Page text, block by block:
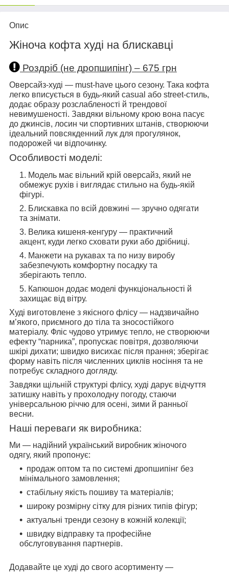
Опис
Жіноча кофта худі на блискавці
Роздріб (не дропшипінг) – 675 грн
Оверсайз-худі — must-have цього сезону. Така кофта
легко вписується в будь-який casual або street-стиль,
додає образу розслабленості й трендової
невимушеності. Завдяки вільному крою вона пасує
до джинсів, лосин чи спортивних штанів, створюючи
ідеальний повсякденний лук для прогулянок,
подорожей чи відпочинку.
Особливості моделі:
Модель має вільний крій оверсайз, який не
обмежує рухів і виглядає стильно на будь-якій
фігурі.
Блискавка по всій довжині — зручно одягати
та знімати.
Велика кишеня-кенгуру — практичний
акцент, куди легко сховати руки або дрібниці.
Манжети на рукавах та по низу виробу
забезпечують комфортну посадку та
зберігають тепло.
Капюшон додає моделі функціональності й
захищає від вітру.
Худі виготовлене з якісного флісу — надзвичайно
м’якого, приємного до тіла та зносостійкого
матеріалу. Фліс чудово утримує тепло, не створюючи
ефекту “парника”, пропускає повітря, дозволяючи
шкірі дихати; швидко висихає після прання; зберігає
форму навіть після численних циклів носіння та не
потребує складного догляду.
Завдяки щільній структурі флісу, худі дарує відчуття
затишку навіть у прохолодну погоду, стаючи
універсальною річчю для осені, зими й ранньої
весни.
Наші переваги як виробника:
Ми — надійний український виробник жіночого
одягу, який пропонує:
продаж оптом та по системі дропшипінг без
мінімального замовлення;
стабільну якість пошиву та матеріалів;
широку розмірну сітку для різних типів фігур;
актуальні тренди сезону в кожній колекції;
швидку відправку та професійне
обслуговування партнерів.
Додавайте це худі до свого асортименту —